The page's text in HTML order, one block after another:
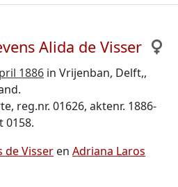
Alida de Visser
1886 in Vrijenban, Delft,,
reg.nr. 01626, aktenr. 1886-
0158.
de Visser en Adriana Laros